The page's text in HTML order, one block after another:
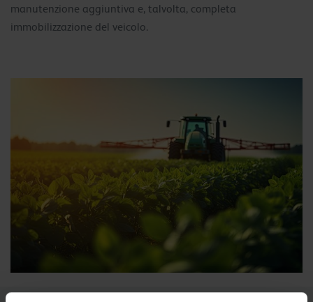
manutenzione aggiuntiva e, talvolta, completa
immobilizzazione del veicolo.